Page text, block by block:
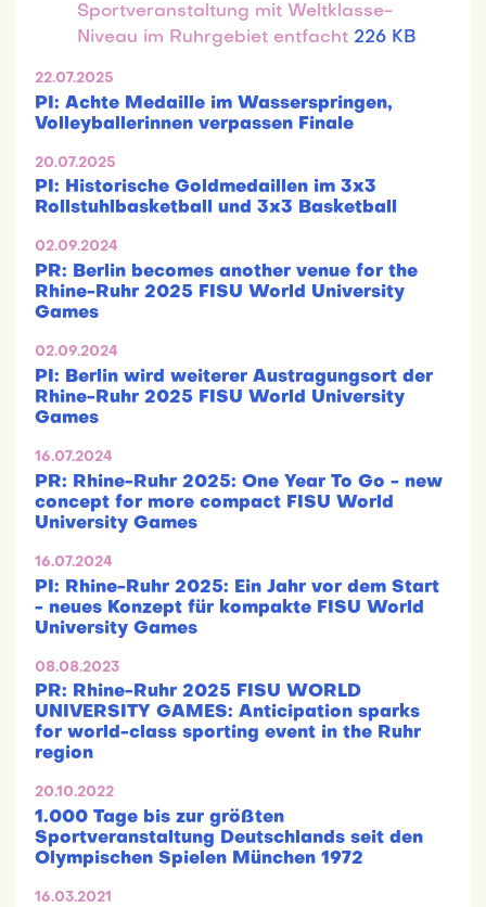
Sportveranstaltung mit Weltklasse-
Niveau im Ruhrgebiet entfacht 226 KB
22.07.2025
PI: Achte Medaille im Wasserspringen,
Volleyballerinnen verpassen Finale
20.07.2025
PI: Historische Goldmedaillen im 3x3
Rollstuhlbasketball und 3x3 Basketball
02.09.2024
PR: Berlin becomes another venue for the
Rhine-Ruhr 2025 FISU World University
Games
02.09.2024
PI: Berlin wird weiterer Austragungsort der
Rhine-Ruhr 2025 FISU World University
Games
16.07.2024
PR: Rhine-Ruhr 2025: One Year To Go - new
concept for more compact FISU World
University Games
16.07.2024
PI: Rhine-Ruhr 2025: Ein Jahr vor dem Start
- neues Konzept für kompakte FISU World
University Games
08.08.2023
PR: Rhine-Ruhr 2025 FISU WORLD
UNIVERSITY GAMES: Anticipation sparks
for world-class sporting event in the Ruhr
region
20.10.2022
1.000 Tage bis zur größten
Sportveranstaltung Deutschlands seit den
Olympischen Spielen München 1972
16.03.2021